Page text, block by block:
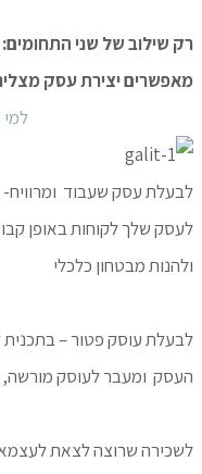
רק שילוב של שני
מאפשרים יצירת עסק
לבעלת עסק שעבוד ומרוויח-
לעסק שלך לקוחות באופן
ולהנות מבטחון כלכלי
לבעלת עוסק פטור –
העסק ומעבר לעוסק
לשכירה שרוצה לצאת